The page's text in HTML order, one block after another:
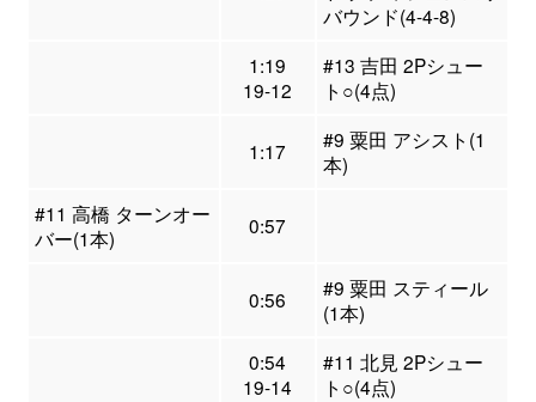
バウンド(4-4-8)
1:19
19-12
#13 吉田 2Pシュー
ト○(4点)
1:17
#9 粟田 アシスト(1
本)
#11 高橋 ターンオー
バー(1本)
0:57
0:56
#9 粟田 スティール
(1本)
0:54
19-14
#11 北見 2Pシュー
ト○(4点)